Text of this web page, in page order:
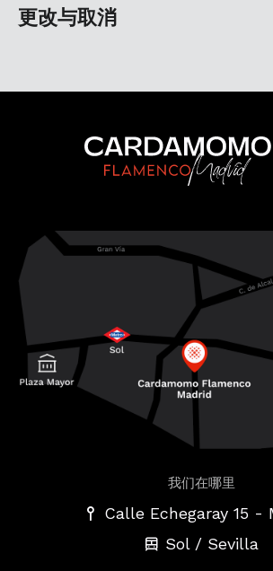
更改与取消
我们在哪里
Calle Echegaray 15 -
Sol / Sevilla